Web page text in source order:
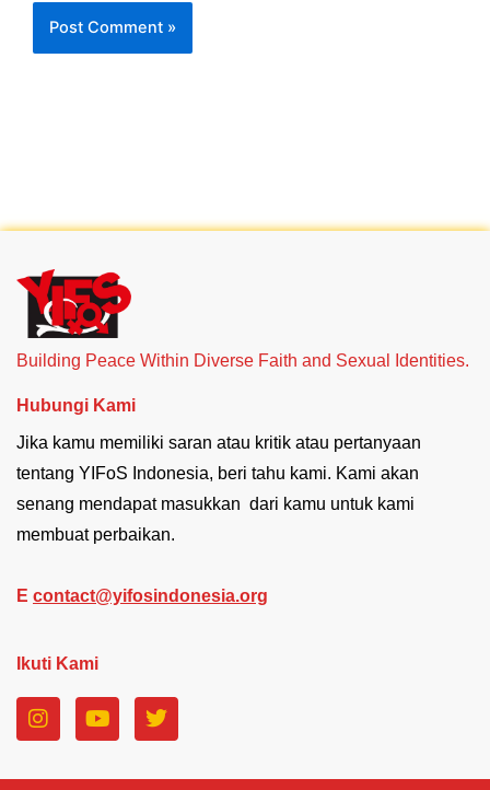
Building Peace Within Diverse Faith and Sexual Identities.
Hubungi Kami
Jika kamu memiliki saran atau kritik atau pertanyaan
tentang YIFoS Indonesia, beri tahu kami. Kami akan
senang mendapat masukkan dari kamu untuk kami
membuat perbaikan.
E contact@yifosindonesia.org
Ikuti Kami
I
n
t
Y
o
t
T
w
t